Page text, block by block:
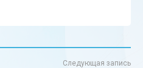
Следующая запись